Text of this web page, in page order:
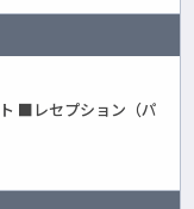
■レセプション（パ